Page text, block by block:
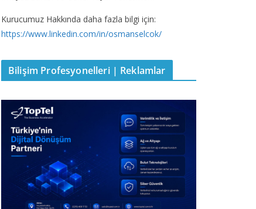
Kurucumuz Hakkında daha fazla bilgi için:
https://www.linkedin.com/in/osmanselcok/
Bilişim Profesyonelleri | Reklamlar